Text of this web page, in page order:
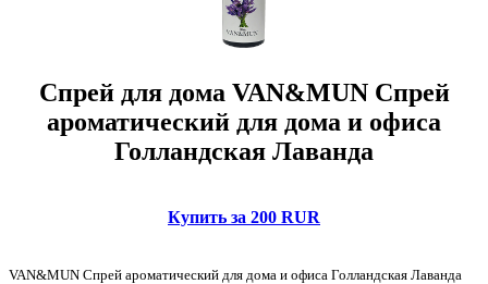
Спрей для дома VAN&MUN Спрей
ароматический для дома и офиса
Голландская Лаванда
Купить за 200 RUR
VAN&MUN Спрей ароматический для дома и офиса Голландская Лаванда